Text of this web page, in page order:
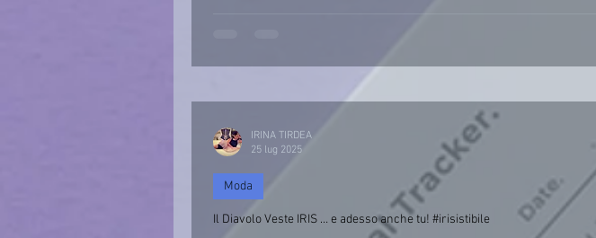
Il Diavolo Veste IRIS … e adesso anche tu! #irisistibile
Moda
IRINA TIRDEA
25 lug 2025